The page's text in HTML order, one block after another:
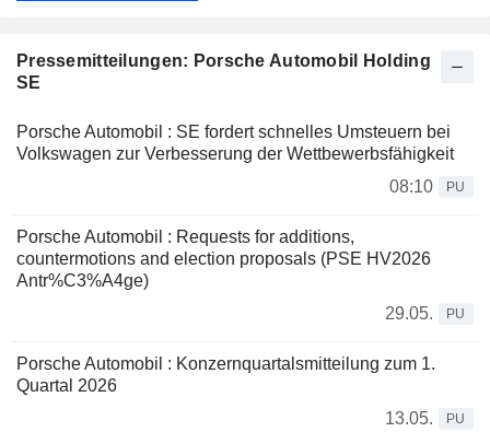
Pressemitteilungen: Porsche Automobil Holding
SE
Porsche Automobil : SE fordert schnelles Umsteuern bei
Volkswagen zur Verbesserung der Wettbewerbsfähigkeit
08:10
PU
Porsche Automobil : Requests for additions,
countermotions and election proposals (PSE HV2026
Antr%C3%A4ge)
29.05.
PU
Porsche Automobil : Konzernquartalsmitteilung zum 1.
Quartal 2026
13.05.
PU